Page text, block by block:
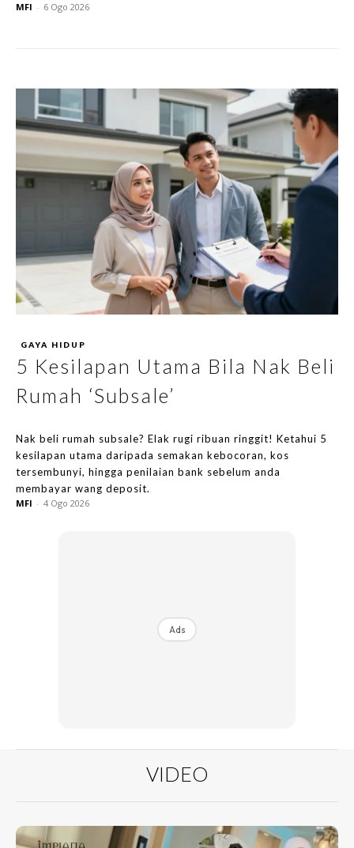
MFI - 6 Ogo 2026
GAYA HIDUP
5 Kesilapan Utama Bila Nak Beli
Rumah ‘Subsale’
Nak beli rumah subsale? Elak rugi ribuan ringgit! Ketahui 5
kesilapan utama daripada semakan kebocoran, kos
tersembunyi, hingga penilaian bank sebelum anda
membayar wang deposit.
MFI - 4 Ogo 2026
Ads
VIDEO